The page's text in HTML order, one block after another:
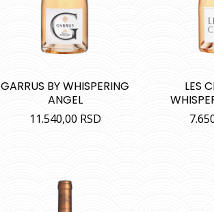
GARRUS BY WHISPERING
ANGEL
11.540,00 RSD
LES